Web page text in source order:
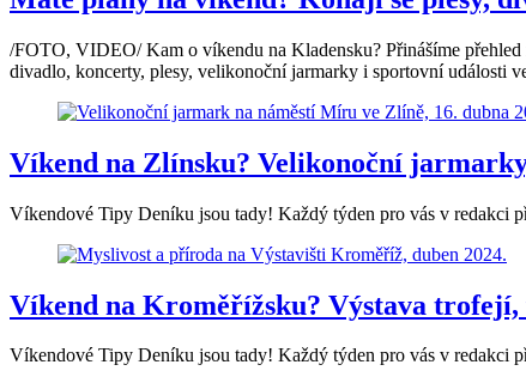
/FOTO, VIDEO/ Kam o víkendu na Kladensku? Přinášíme
divadlo, koncerty, plesy, velikonoční jarmarky i sportovní události
Víkend na Zlínsku? Velikonoční
Víkendové Tipy Deníku jsou tady! Každý týden pro vás v redakci
Víkend na Kroměřížsku? Výstava
Víkendové Tipy Deníku jsou tady! Každý týden pro vás v redakci